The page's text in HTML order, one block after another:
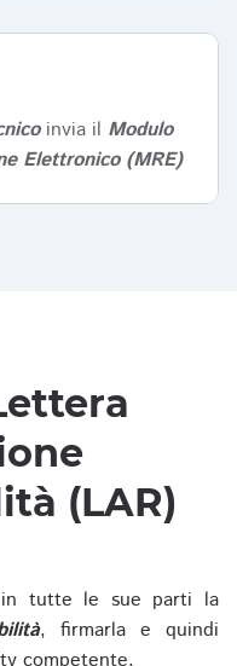
invia il Modulo
Elettronico (MRE)
(LAR)
tutte le sue parti la
, firmarla e quindi